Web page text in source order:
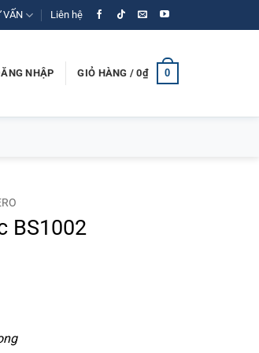
VẤN Liên hệ
NHẬP GIỎ HÀNG /0₫ 0
BS1002